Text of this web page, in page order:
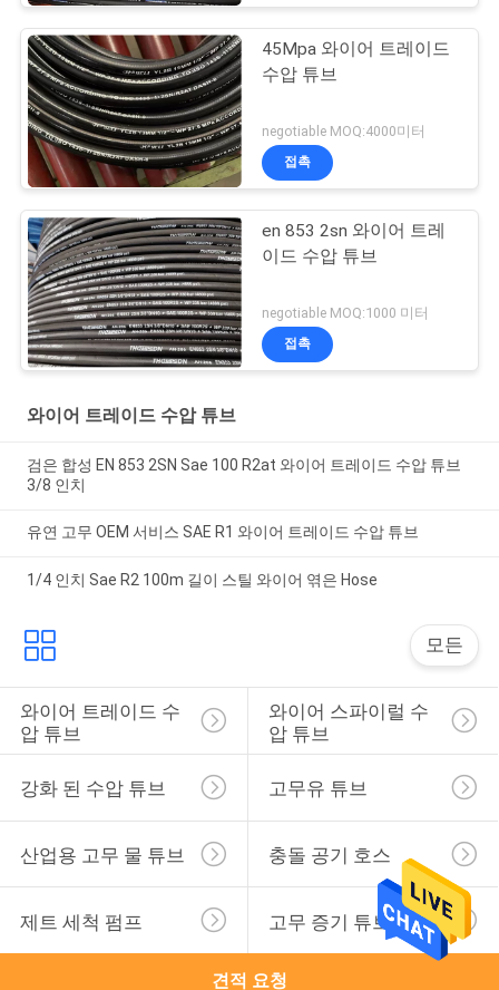
45Mpa 와이어 트레이드
수압 튜브
negotiable MOQ:4000미터
접촉
en 853 2sn 와이어 트레
이드 수압 튜브
negotiable MOQ:1000 미터
접촉
와이어 트레이드 수압 튜브
검은 합성 EN 853 2SN Sae 100 R2at 와이어 트레이드 수압 튜브
3/8 인치
유연 고무 OEM 서비스 SAE R1 와이어 트레이드 수압 튜브
1/4 인치 Sae R2 100m 길이 스틸 와이어 엮은 Hose
모든
와이어 트레이드 수
압 튜브
와이어 스파이럴 수
압 튜브
강화 된 수압 튜브 고무유 튜브
산업용 고무 물 튜브 충돌 공기 호스
제트 세척 펌프 고무 증기 튜브
견적 요청